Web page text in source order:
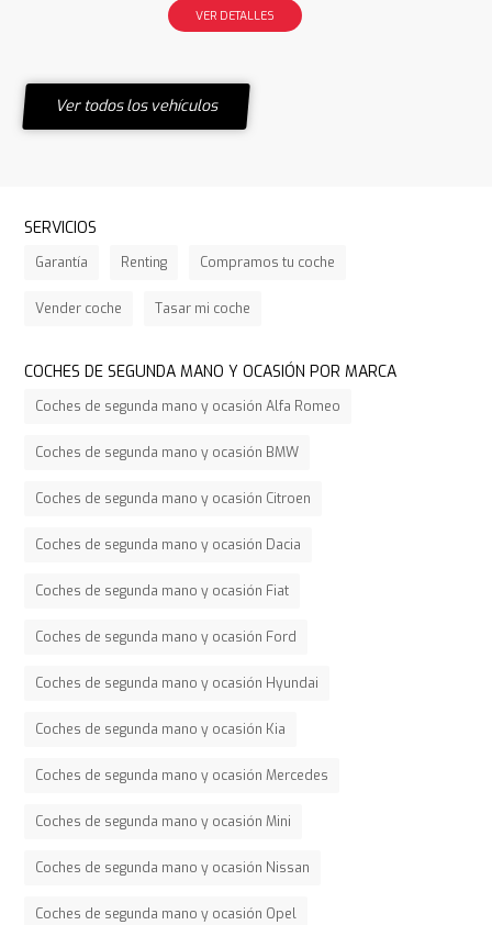
VER DETALLES
Ver todos los vehículos
SERVICIOS
Garantía Renting Compramos tu coche
Vender coche Tasar mi coche
COCHES DE SEGUNDA MANO Y OCASIÓN POR MARCA
Coches de segunda mano y ocasión Alfa Romeo
Coches de segunda mano y ocasión BMW
Coches de segunda mano y ocasión Citroen
Coches de segunda mano y ocasión Dacia
Coches de segunda mano y ocasión Fiat
Coches de segunda mano y ocasión Ford
Coches de segunda mano y ocasión Hyundai
Coches de segunda mano y ocasión Kia
Coches de segunda mano y ocasión Mercedes
Coches de segunda mano y ocasión Mini
Coches de segunda mano y ocasión Nissan
Coches de segunda mano y ocasión Opel